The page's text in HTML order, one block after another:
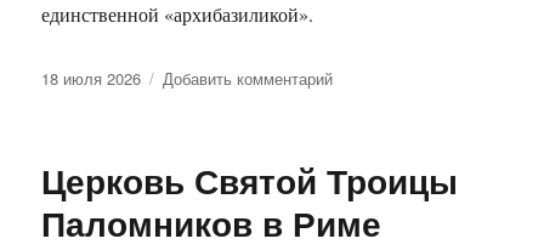
единственной «архибазиликой».
Опубликовано
18 июля 2026 Добавить комментарийк
ин-
Латерано
Церковь Святой Троицы
Паломников в Риме